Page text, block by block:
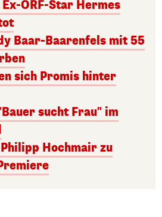
ORF-Star Hermes
Baar-Baarenfels mit 55
sich Promis hinter
sucht Frau" im
Hochmair zu